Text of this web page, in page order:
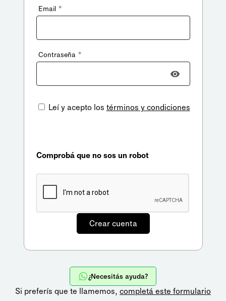
Email *
Contraseña *
Leí y acepto los términos y condiciones
Comprobá que no sos un robot
¿Necesitás ayuda?
Si preferís que te llamemos, completá este formulario